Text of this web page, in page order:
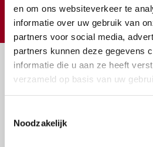
en om ons websiteverkeer te
informatie over uw gebruik van
partners voor social media,
partners kunnen deze gegevens
informatie die u aan ze heeft
verzameld op basis van uw
Noodzakelijk
€
Vragen?